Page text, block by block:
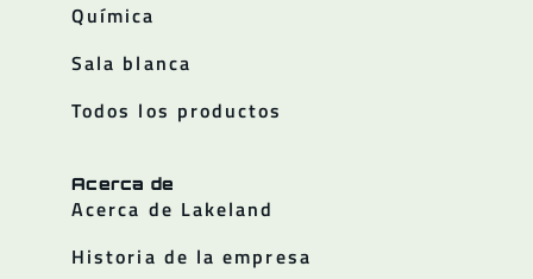
Química
Sala blanca
Todos los productos
Acerca de
Acerca de Lakeland
Historia de la empresa